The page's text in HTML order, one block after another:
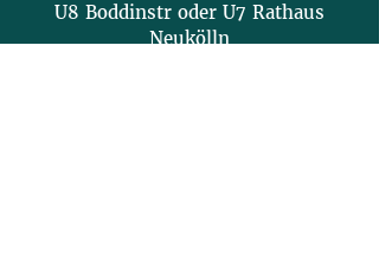
U8 Boddinstr oder U7 Rathaus
Neukölln